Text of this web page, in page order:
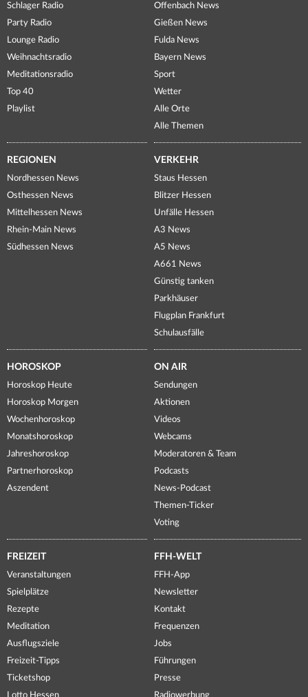
Schlager Radio
Party Radio
Lounge Radio
Weihnachtsradio
Meditationsradio
Top 40
Playlist
Offenbach News
Gießen News
Fulda News
Bayern News
Sport
Wetter
Alle Orte
Alle Themen
REGIONEN
Nordhessen News
Osthessen News
Mittelhessen News
Rhein-Main News
Südhessen News
VERKEHR
Staus Hessen
Blitzer Hessen
Unfälle Hessen
A3 News
A5 News
A661 News
Günstig tanken
Parkhäuser
Flugplan Frankfurt
Schulausfälle
HOROSKOP
Horoskop Heute
Horoskop Morgen
Wochenhoroskop
Monatshoroskop
Jahreshoroskop
Partnerhoroskop
Aszendent
ON AIR
Sendungen
Aktionen
Videos
Webcams
Moderatoren & Team
Podcasts
News-Podcast
Themen-Ticker
Voting
FREIZEIT
Veranstaltungen
Spielplätze
Rezepte
Meditation
Ausflugsziele
Freizeit-Tipps
Ticketshop
Lotto Hessen
FFH-WELT
FFH-App
Newsletter
Kontakt
Frequenzen
Jobs
Führungen
Presse
Radiowerbung